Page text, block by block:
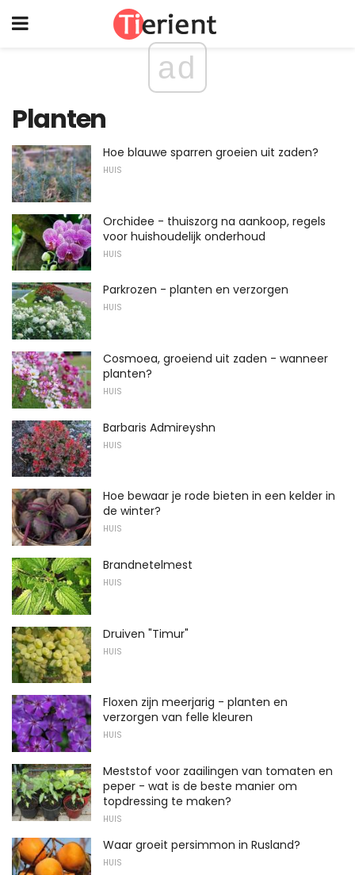
ad
Planten
Hoe blauwe sparren groeien uit zaden?
HUIS
Orchidee - thuiszorg na aankoop, regels
voor huishoudelijk onderhoud
HUIS
Parkrozen - planten en verzorgen
HUIS
Cosmoea, groeiend uit zaden - wanneer
planten?
HUIS
Barbaris Admireyshn
HUIS
Hoe bewaar je rode bieten in een kelder in
de winter?
HUIS
Brandnetelmest
HUIS
Druiven "Timur"
HUIS
Floxen zijn meerjarig - planten en
verzorgen van felle kleuren
HUIS
Meststof voor zaailingen van tomaten en
peper - wat is de beste manier om
topdressing te maken?
HUIS
Waar groeit persimmon in Rusland?
HUIS